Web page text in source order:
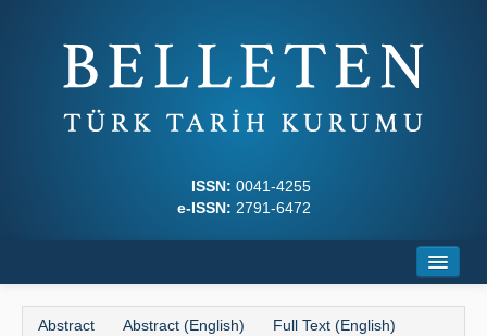
ISSN: 0041-4255
e-ISSN: 2791-6472
Abstract Abstract (English) Full Text (English)